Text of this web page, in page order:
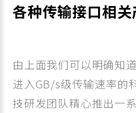
各种传输接口相关
由上面我们可以明确知
进入GB/s级传输速率的
技研发团队精心推出一